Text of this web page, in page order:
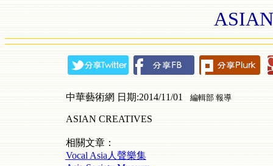
中華藝術網 日期:2014/11/01 編輯部 報導
ASIAN CREATIVES
相關文章：
Vocal Asia人聲樂集